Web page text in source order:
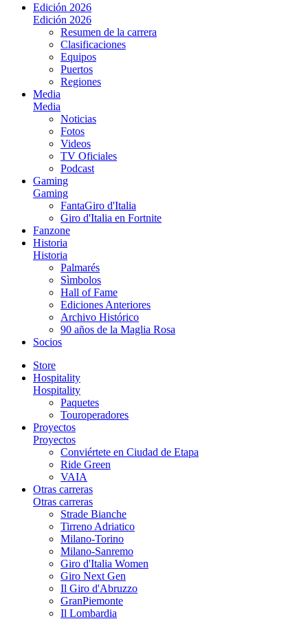
Edición 2026
Edición 2026
Resumen de la carrera
Clasificaciones
Equipos
Puertos
Regiones
Media
Media
Noticias
Fotos
Videos
TV Oficiales
Podcast
Gaming
Gaming
FantaGiro d'Italia
Giro d'Italia en Fortnite
Fanzone
Historia
Historia
Palmarés
Sìmbolos
Hall of Fame
Ediciones Anteriores
Archivo Histórico
90 años de la Maglia Rosa
Socios
Store
Hospitality
Hospitality
Paquetes
Touroperadores
Proyectos
Proyectos
Conviértete en Ciudad de Etapa
Ride Green
VAIA
Otras carreras
Otras carreras
Strade Bianche
Tirreno Adriatico
Milano-Torino
Milano-Sanremo
Giro d'Italia Women
Giro Next Gen
Il Giro d'Abruzzo
GranPiemonte
Il Lombardia